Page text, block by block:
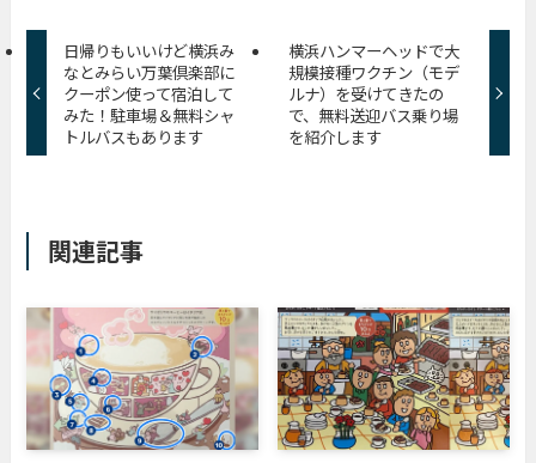
日帰りもいいけど横浜み
なとみらい万葉倶楽部に
クーポン使って宿泊して
みた！駐車場＆無料シャ
トルバスもあります
横浜ハンマーヘッドで大
規模接種ワクチン（モデ
ルナ）を受けてきたの
で、無料送迎バス乗り場
を紹介します
関連記事